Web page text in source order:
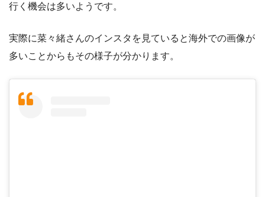
行く機会は多いようです。
実際に菜々緒さんのインスタを見ていると海外での画像が
多いことからもその様子が分かります。